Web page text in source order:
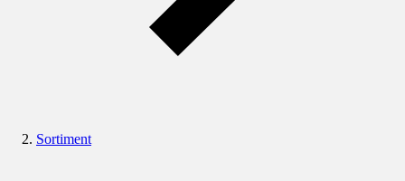
Sortiment